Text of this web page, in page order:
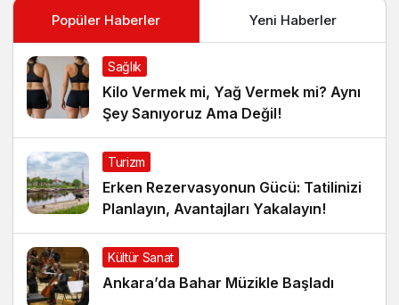
Popüler Haberler Yeni Haberler
Sağlık
Kilo Vermek mi, Yağ Vermek mi? Aynı
Şey Sanıyoruz Ama Değil!
Turizm
Erken Rezervasyonun Gücü: Tatilinizi
Planlayın, Avantajları Yakalayın!
Kültür Sanat
Ankara’da Bahar Müzikle Başladı